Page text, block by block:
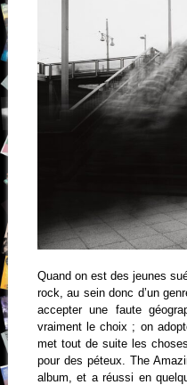
Quand on est des jeunes
rock, au sein donc d’un
accepter une faute
vraiment le choix ; on
met tout de suite les
pour des péteux. The
album, et a réussi en